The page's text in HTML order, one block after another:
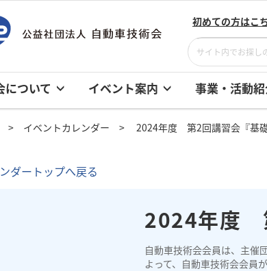
初めての方はこ
について イベント案内 事業・活動
イベントカレンダー 2024年度 第2回講習会『基
ダートップへ戻る
2024年度
自動車技術会会員は、主催
よって、自動車技術会会員